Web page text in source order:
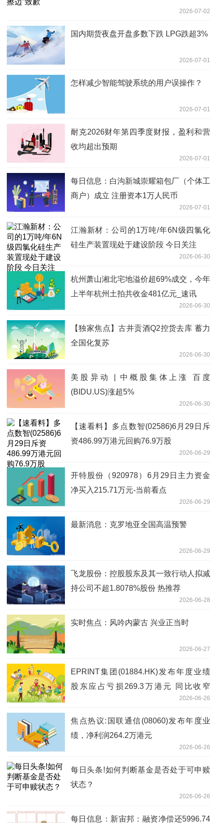
2026-07-02
国内期货夜盘开盘多数下跌 LPG跌超3%
2026-07-01
怎样减少智能驾驶系统的用户误操作？
2026-07-01
耐克2026财年第四季度财报，盈利和营
收均超出预期
2026-07-01
每日信息：白沟新城崇耀箱包厂（个体工
商户）成立 注册资本1万人民币
2026-07-01
江瀚新材：公司的1万吨/年6N级四氯化
硅生产装置现处于建设阶段 今日关注
2026-06-30
杭州萧山湘北宅地溢价超69%成交，今年
上半年杭州土拍共收金481亿元_速讯
2026-06-30
【独家焦点】古井贡酒Q2控货去库 蓄力
全国化复苏
2026-06-30
美股异动 | 中概股集体上涨 百度
(BIDU.US)涨超5%
2026-06-30
【速看料】多点数智(02586)6月29日斥
资486.99万港元回购76.9万股
2026-06-29
开特股份（920978）6月29日主力资金
净买入215.71万元-当前看点
2026-06-29
最新消息：克罗地亚全国高温预警
2026-06-29
飞龙股份：控股股东及其一致行动人拟减
持公司不超1.8078%股份 热推荐
2026-06-28
实时焦点：风吟内蒙古 兴业正当时
2026-06-27
EPRINT集团(01884.HK)发布年度业绩
股东应占亏损269.3万港元 同比收窄
2026-06-26
焦点热议:国联通信(08060)发布年度业
绩，净利润264.2万港元
2026-06-26
每日头条!如何判断基金是否处于可申赎
状态？
2026-06-26
每日信息：新宙邦：融资净偿还5996.74